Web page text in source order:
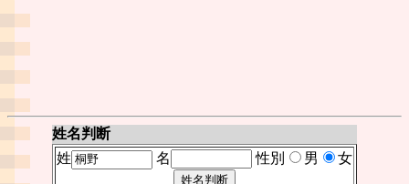
姓名判断
姓
名 性別 男 女